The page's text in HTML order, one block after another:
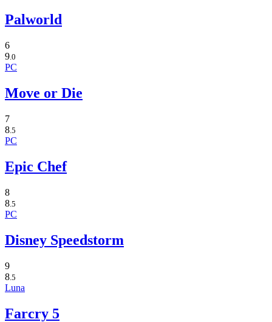
Palworld
6
9.0
PC
Move or Die
7
8.5
PC
Epic Chef
8
8.5
PC
Disney Speedstorm
9
8 .5
Luna
Farcry 5